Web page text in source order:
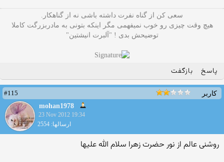
سعی کن از گناه نفرت داشته باشی نه از گناهکار.
هیچ وقت چیزی رو خوب نمیفهمی مگر اینکه بتونی به مادربزرگت کاملا
توضیحش بدی ! "آلبرت انیشتین"
پاسخ بازگفت
کاربر
#115
mohan1978
23 Nov 2012 19:34
ارسالها: 2554
روشنى عالم از نور حضرت زهرا سلام الله علیها